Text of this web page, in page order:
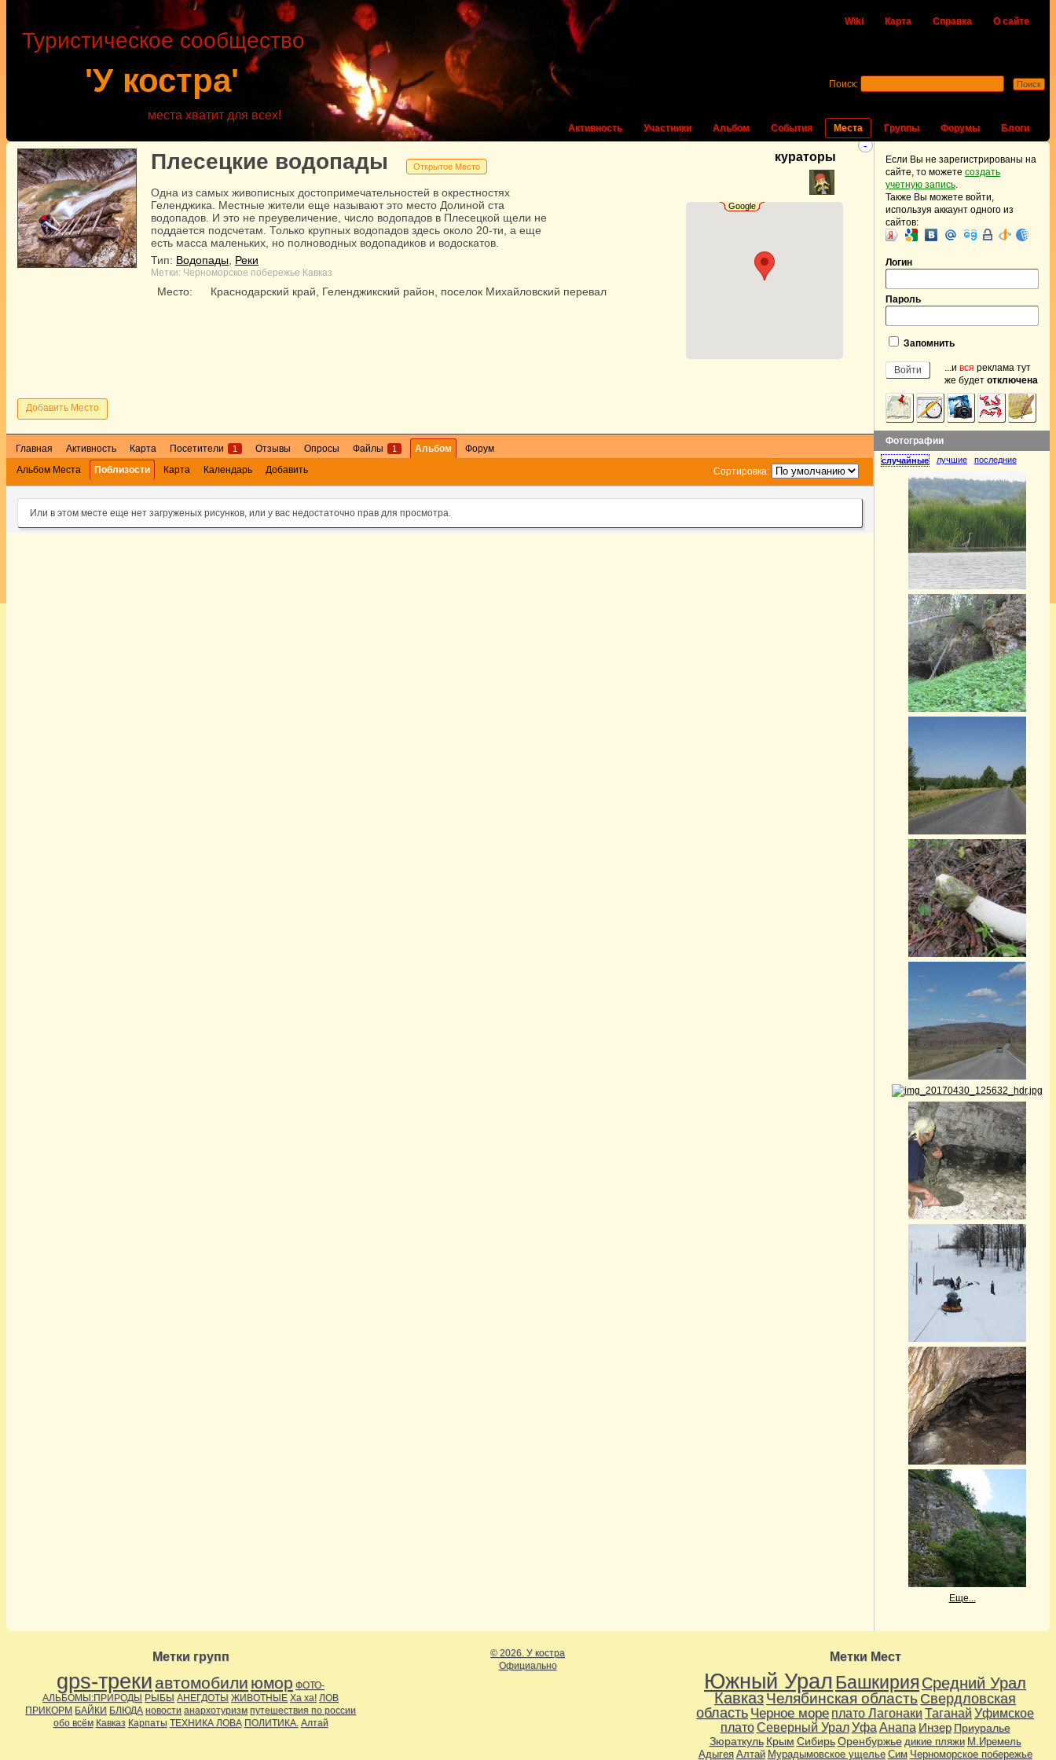
Wiki Карта Справка О сайте
'У костра'
Туристическое сообщество
места хватит для всех!
Активность Участники Альбом События Места Группы Форумы Блоги
Поиск:
-
кураторы
Google
Плесецкие водопады Открытое Место
Одна из самых живописных достопримечательностей в окрестностях
Геленджика. Местные жители еще называют это место Долиной ста
водопадов. И это не преувеличение, число водопадов в Плесецкой щели не
поддается подсчетам. Только крупных водопадов здесь около 20-ти, а еще
есть масса маленьких, но полноводных водопадиков и водоскатов.
Тип: Водопады Реки
Метки: Черноморское побережье Кавказ
Место: Краснодарский край, Геленджикский район, поселок Михайловский перевал
Добавить Место
Главная Активность Карта Посетители 1 Отзывы Опросы Файлы 1 Альбом
Форум
Альбом Места
Поблизости Карта Календарь Добавить Сортировка:
Или в этом месте еще нет загруженых рисунков, или у вас недостаточно прав для просмотра.
Если Вы не зарегистрированы на
сайте, то можете создать
учетную запись.
Также Вы можете войти,
используя аккаунт одного из
сайтов:
Логин
Пароль
Запомнить
...и вся реклама тут
же будет отключена
Фотографии
случайные лучшие последние
Еще...
Метки групп
gps-треки автомобили юмор ФОТО-
АЛЬБОМЫ:ПРИРОДЫ РЫБЫ АНЕГДОТЫ ЖИВОТНЫЕ Ха ха! ЛОВ
ПРИКОРМ БАЙКИ БЛЮДА новости анархотуризм путешествия по россии
обо всём Кавказ Карпаты ТЕХНИКА ЛОВА ПОЛИТИКА. Алтай
© 2026. У костра
Официально
Метки Мест
Южный Урал БашкирияСредний Урал
КавказЧелябинская область Свердловская
область Черное море плато ЛагонакиТаганайУфимское
платоСеверный УралУфа Анапа Инзер Приуралье
Зюраткуль Крым Сибирь Оренбуржье дикие пляжи М.Иремель
Адыгея Алтай Мурадымовское ущелье Сим Черноморское побережье